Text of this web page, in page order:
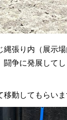
張り内（展示
争に発展して
動してもらいま